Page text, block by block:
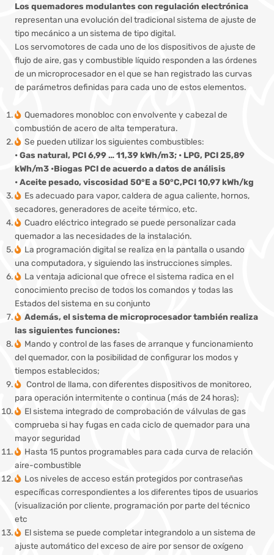
Los quemadores modulantes con regulación electrónica
representan una evolución del tradicional sistema de ajuste de
tipo mecánico a un sistema de tipo digital.
Los servomotores de cada uno de los dispositivos de ajuste de
flujo de aire, gas y combustible líquido responden a las órdenes
de un microprocesador en el que se han registrado las curvas
de parámetros definidas para cada uno de estos elementos.
Quemadores monobloc con envolvente y cabezal de
combustión de acero de alta temperatura.
Se pueden utilizar los siguientes combustibles:
• Gas natural, PCI 6,99 … 11,39 kWh/m3; • LPG, PCI 25,89
kWh/m3 •Biogas PCI de acuerdo a datos de análisis
• Aceite pesado, viscosidad 50°E a 50°C,PCI 10,97 kWh/kg
Es adecuado para vapor, caldera de agua caliente, hornos,
secadores, generadores de aceite térmico, etc.
Cuadro eléctrico integrado se puede personalizar cada
quemador a las necesidades de la instalación.
La programación digital se realiza en la pantalla o usando
una computadora, y siguiendo las instrucciones simples.
La ventaja adicional que ofrece el sistema radica en el
conocimiento preciso de todos los comandos y todas las
Estados del sistema en su conjunto
Además, el sistema de microprocesador también realiza
las siguientes funciones:
Mando y control de las fases de arranque y funcionamiento
del quemador, con la posibilidad de configurar los modos y
tiempos establecidos;
Control de llama, con diferentes dispositivos de monitoreo,
para operación intermitente o continua (más de 24 horas);
El sistema integrado de comprobación de válvulas de gas
comprueba si hay fugas en cada ciclo de quemador para una
mayor seguridad
Hasta 15 puntos programables para cada curva de relación
aire-combustible
Los niveles de acceso están protegidos por contraseñas
específicas correspondientes a los diferentes tipos de usuarios
(visualización por cliente, programación por parte del técnico
etc
El sistema se puede completar integrandolo a un sistema de
ajuste automático del exceso de aire por sensor de oxígeno